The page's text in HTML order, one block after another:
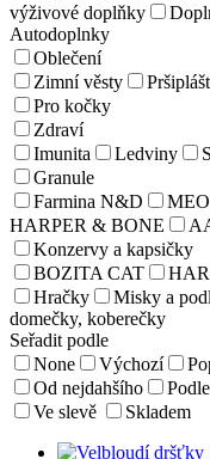
výživové doplňky
Autodoplnky
Oblečení
Zimní věsty
Pro kočky
Zdraví
Imunita
Ledviny
Granule
Farmina N&D
HARPER & BONE
Konzervy a kapsičky
BOZITA CAT
Hračky
Misky a
domečky, koberečky
Seřadit podle
None
Výchozí
Od nejdahšího
Ve slevě
Skladem